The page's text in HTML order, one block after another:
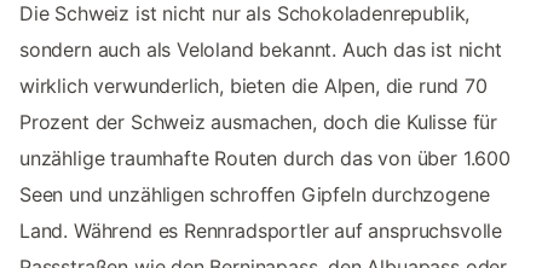
Die Schweiz ist nicht nur als Schokoladenrepublik,
sondern auch als Veloland bekannt. Auch das ist nicht
wirklich verwunderlich, bieten die Alpen, die rund 70
Prozent der Schweiz ausmachen, doch die Kulisse für
unzählige traumhafte Routen durch das von über 1.600
Seen und unzähligen schroffen Gipfeln durchzogene
Land. Während es Rennradsportler auf anspruchsvolle